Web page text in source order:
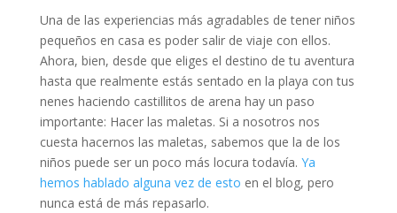
Una de las experiencias más agradables de tener niños
pequeños en casa es poder salir de viaje con ellos.
Ahora, bien, desde que eliges el destino de tu aventura
hasta que realmente estás sentado en la playa con tus
nenes haciendo castillitos de arena hay un paso
importante: Hacer las maletas. Si a nosotros nos
cuesta hacernos las maletas, sabemos que la de los
niños puede ser un poco más locura todavía. Ya
hemos hablado alguna vez de esto en el blog, pero
nunca está de más repasarlo.